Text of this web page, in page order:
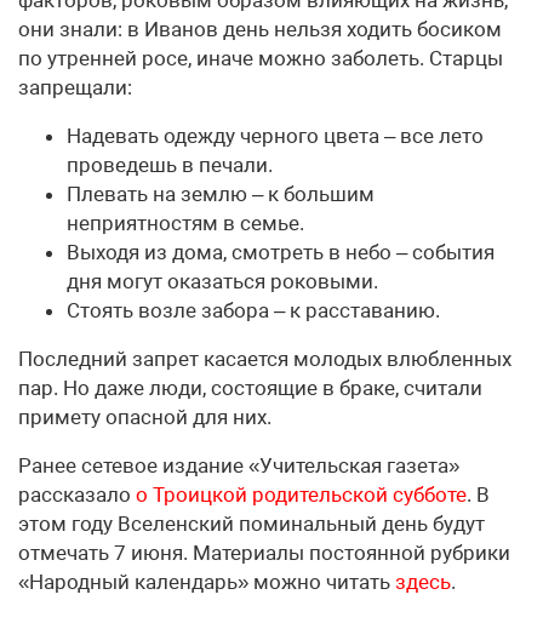
они знали: в Иванов день нельзя ходить босиком
по утренней росе, иначе можно заболеть. Старцы
запрещали:
Надевать одежду черного цвета – все лето
проведешь в печали.
Плевать на землю – к большим
неприятностям в семье.
Выходя из дома, смотреть в небо – события
дня могут оказаться роковыми.
Стоять возле забора – к расставанию.
Последний запрет касается молодых влюбленных
пар. Но даже люди, состоящие в браке, считали
примету опасной для них.
Ранее сетевое издание «Учительская газета»
рассказало о Троицкой родительской субботе. В
этом году Вселенский поминальный день будут
отмечать 7 июня. Материалы постоянной рубрики
«Народный календарь» можно читать здесь.